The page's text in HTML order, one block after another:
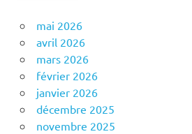
mai 2026
avril 2026
mars 2026
février 2026
janvier 2026
décembre 2025
novembre 2025